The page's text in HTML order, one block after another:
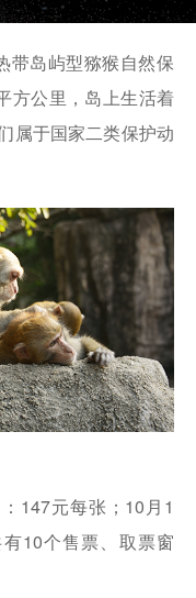
带岛屿型猕猴自然保
方公里，岛上生活着
属于国家二类保护动
147元每张；10月1
10个售票、取票窗